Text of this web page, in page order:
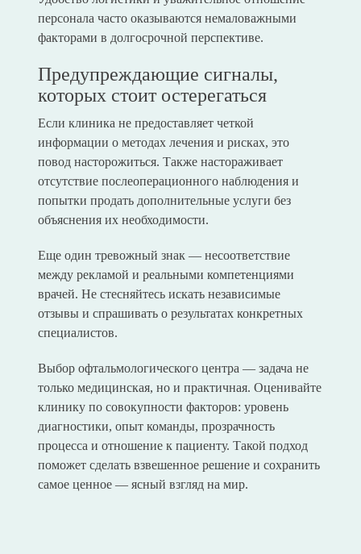
персонала часто оказываются немаловажными
факторами в долгосрочной перспективе.
Предупреждающие сигналы,
которых стоит остерегаться
Если клиника не предоставляет четкой
информации о методах лечения и рисках, это
повод насторожиться. Также настораживает
отсутствие послеоперационного наблюдения и
попытки продать дополнительные услуги без
объяснения их необходимости.
Еще один тревожный знак — несоответствие
между рекламой и реальными компетенциями
врачей. Не стесняйтесь искать независимые
отзывы и спрашивать о результатах конкретных
специалистов.
Выбор офтальмологического центра — задача не
только медицинская, но и практичная. Оценивайте
клинику по совокупности факторов: уровень
диагностики, опыт команды, прозрачность
процесса и отношение к пациенту. Такой подход
поможет сделать взвешенное решение и сохранить
самое ценное — ясный взгляд на мир.